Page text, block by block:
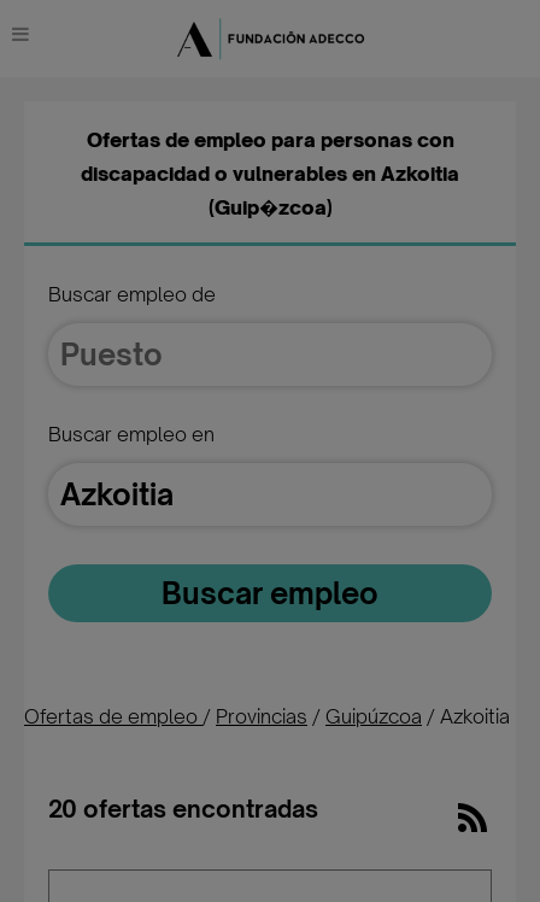
Buscar empleo de
Buscar empleo en
Buscar empleo
Ofertas de empleo para personas con
discapacidad o vulnerables en Azkoitia
(Guip�zcoa)
Ofertas de empleo / Provincias / Guipúzcoa / Azkoitia
20 ofertas encontradas